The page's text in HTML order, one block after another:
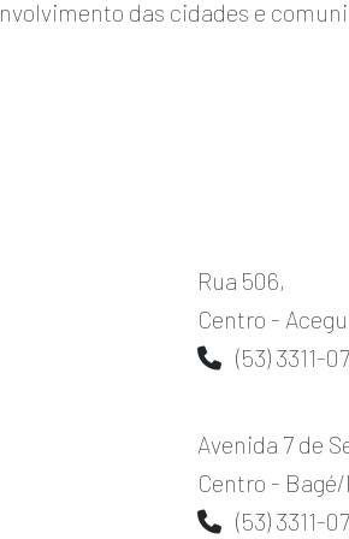
das cidades e
Rua 506,
Centro -
(53) 3311-
Avenida 7 de
Centro - Bagé/
(53) 3311-